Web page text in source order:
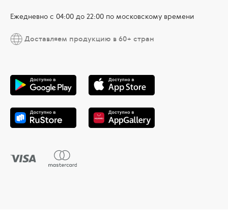
Ежедневно c 04:00 до 22:00 по московскому времени
Доставляем продукцию в 60+ стран